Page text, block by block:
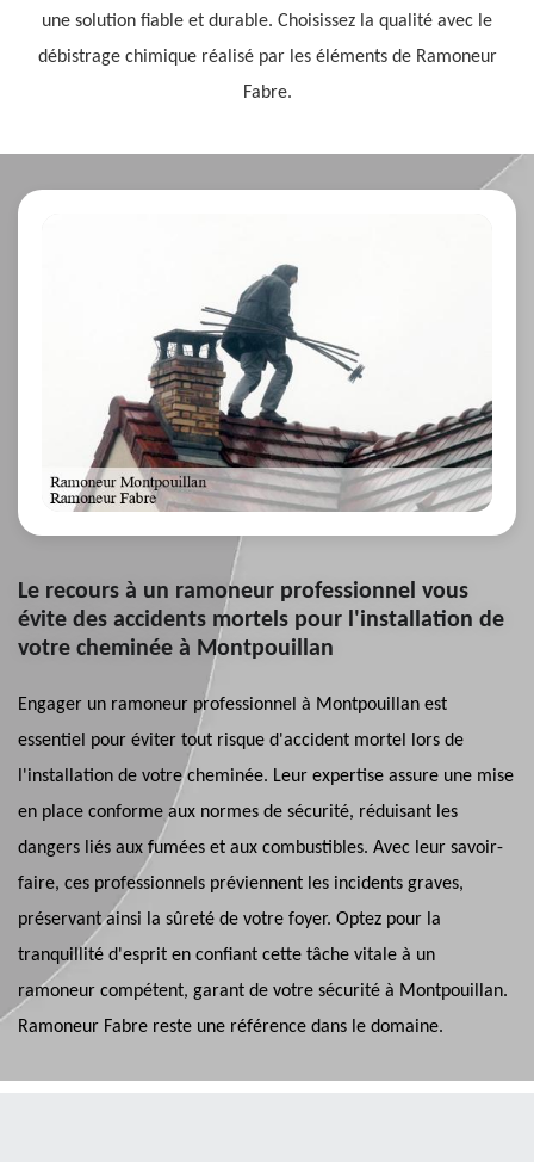
une solution fiable et durable. Choisissez la qualité avec le
débistrage chimique réalisé par les éléments de Ramoneur
Fabre.
Le recours à un ramoneur professionnel vous
évite des accidents mortels pour l'installation de
votre cheminée à Montpouillan
Engager un ramoneur professionnel à Montpouillan est
essentiel pour éviter tout risque d'accident mortel lors de
l'installation de votre cheminée. Leur expertise assure une mise
en place conforme aux normes de sécurité, réduisant les
dangers liés aux fumées et aux combustibles. Avec leur savoir-
faire, ces professionnels préviennent les incidents graves,
préservant ainsi la sûreté de votre foyer. Optez pour la
tranquillité d'esprit en confiant cette tâche vitale à un
ramoneur compétent, garant de votre sécurité à Montpouillan.
Ramoneur Fabre reste une référence dans le domaine.